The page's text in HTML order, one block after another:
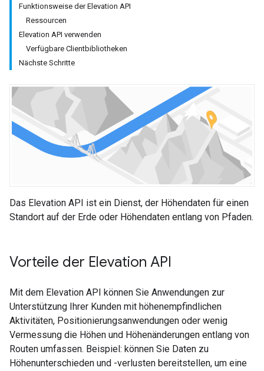
Funktionsweise der Elevation API
Ressourcen
Elevation API verwenden
Verfügbare Clientbibliotheken
Nächste Schritte
Das Elevation API ist ein Dienst, der Höhendaten für einen
Standort auf der Erde oder Höhendaten entlang von Pfaden.
Vorteile der Elevation API
Mit dem Elevation API können Sie Anwendungen zur
Unterstützung Ihrer Kunden mit höhenempfindlichen
Aktivitäten, Positionierungsanwendungen oder wenig
Vermessung die Höhen und Höhenänderungen entlang von
Routen umfassen. Beispiel: können Sie Daten zu
Höhenunterschieden und -verlusten bereitstellen, um eine